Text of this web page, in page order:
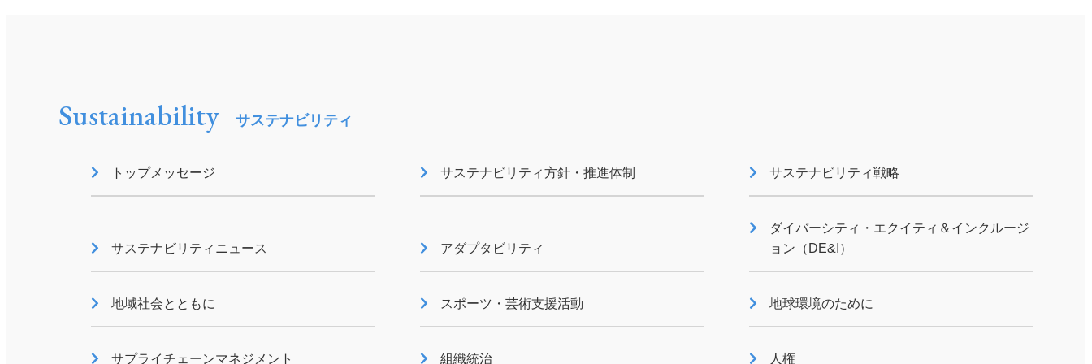
Sustainability サステナビリティ
トップメッセージ サステナビリティ方針・推進体制 サステナビリティ戦略
サステナビリティニュース アダプタビリティ
ダイバーシティ・エクイティ＆インクルージ
ョン（DE&I）
地域社会とともに スポーツ・芸術支援活動 地球環境のために
サプライチェーンマネジメント 組織統治 人権